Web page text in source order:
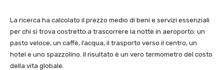
La ricerca ha calcolato il prezzo medio di beni e servizi essenziali
per chi si trova costretto a trascorrere la notte in aeroporto: un
pasto veloce, un caffè, l’acqua, il trasporto verso il centro, un
hotel e uno spazzolino. Il risultato è un vero termometro del costo
della vita globale.